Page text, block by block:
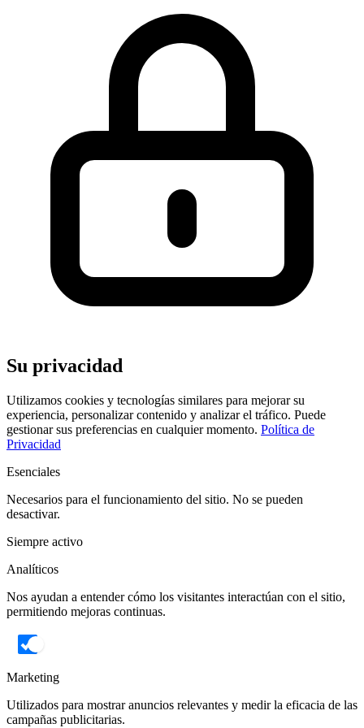
Su privacidad
Utilizamos cookies y tecnologías similares para mejorar su
experiencia, personalizar contenido y analizar el tráfico. Puede
gestionar sus preferencias en cualquier momento. Política de
Privacidad
Esenciales
Necesarios para el funcionamiento del sitio. No se pueden
desactivar.
Siempre activo
Analíticos
Nos ayudan a entender cómo los visitantes interactúan con el sitio,
permitiendo mejoras continuas.
Marketing
Utilizados para mostrar anuncios relevantes y medir la eficacia de las
campañas publicitarias.